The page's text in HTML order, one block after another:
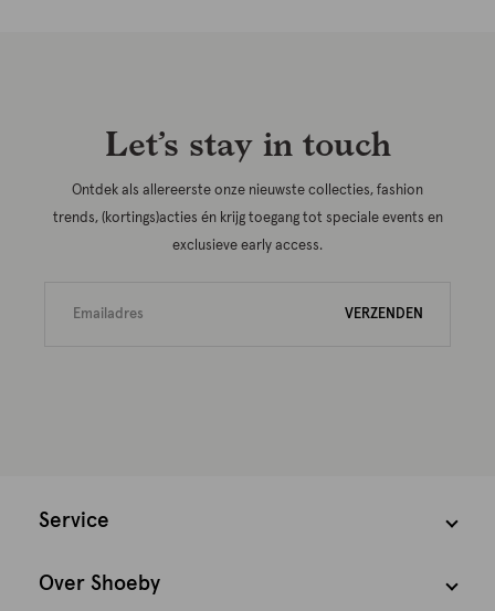
Let’s stay in touch
Ontdek als allereerste onze nieuwste collecties, fashion
trends, (kortings)acties én krijg toegang tot speciale events en
exclusieve early access.
VERZENDEN
Service
Over Shoeby